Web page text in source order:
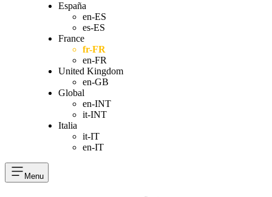
España
en-ES
es-ES
France
fr-FR
en-FR
United Kingdom
en-GB
Global
en-INT
it-INT
Italia
it-IT
en-IT
Menu